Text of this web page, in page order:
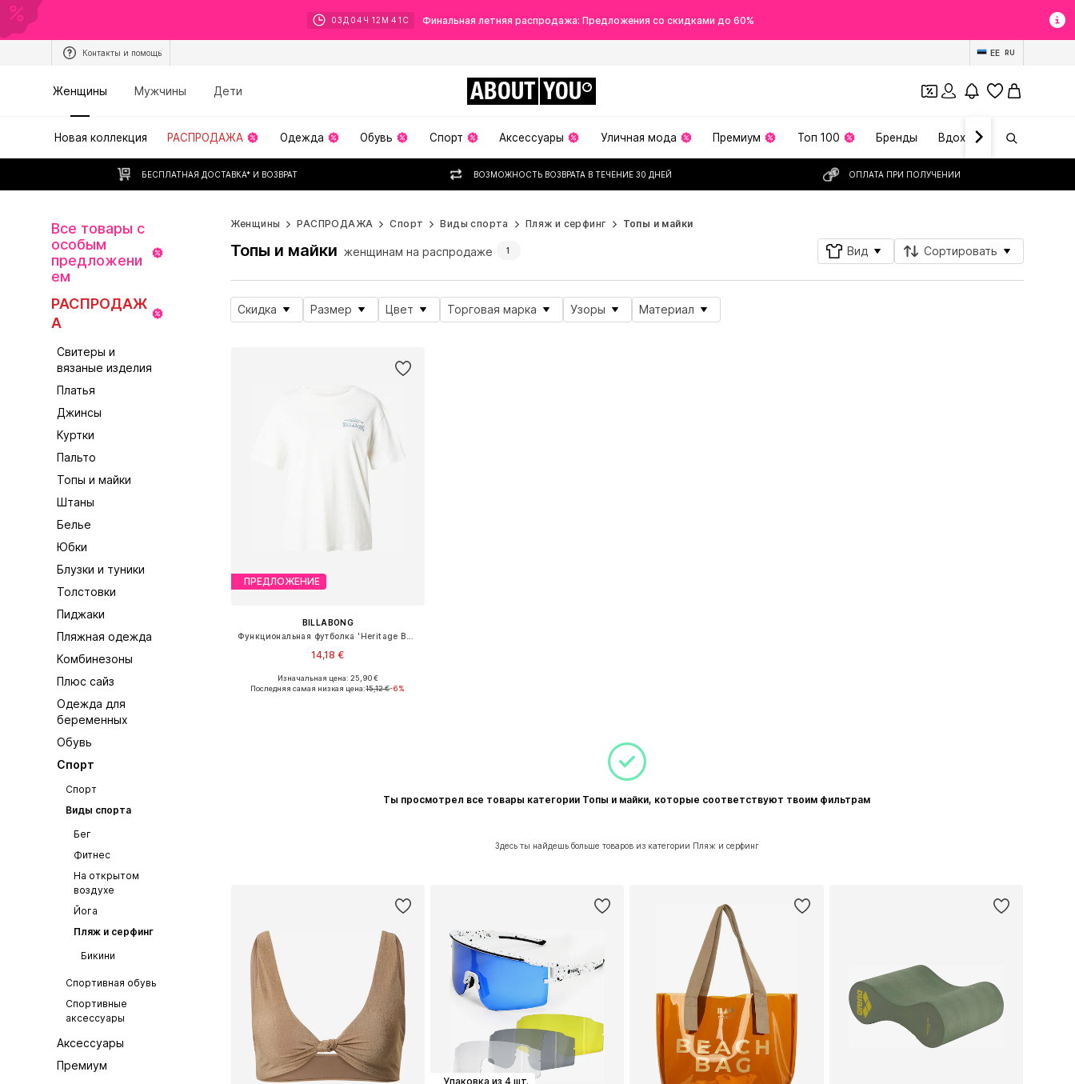
03 Д 04 Ч 12 М 39 С Финальная летняя распродажа: Предложения со скидками до 60%
Контакты и помощь EE RU
Женщины Мужчины Дети ABOUT YOU
Новая коллекция РАСПРОДАЖА Одежда Обувь Спорт Аксессуары Уличная мода Премиум Топ 100 Бренды Вдохновение
БЕСПЛАТНАЯ ДОСТАВКА* И ВОЗВРАТ ВОЗМОЖНОСТЬ ВОЗВРАТА В ТЕЧЕНИЕ 30 ДНЕЙ ОПЛАТА ПРИ ПОЛУЧЕНИИ
Все товары с
особым
предложени
ем
РАСПРОДАЖ
А
Свитеры и
вязаные изделия
Платья
Джинсы
Куртки
Пальто
Топы и майки
Штаны
Белье
Юбки
Блузки и туники
Толстовки
Пиджаки
Пляжная одежда
Комбинезоны
Плюс сайз
Одежда для
беременных
Обувь
Спорт
Спорт
Виды спорта
Бег
Фитнес
На открытом
воздухе
Йога
Пляж и серфинг
Бикини
Спортивная обувь
Спортивные
аксессуары
Аксессуары
Премиум
Женщины РАСПРОДАЖА Спорт Виды спорта Пляж и серфинг Топы и майки
Топы и майки женщинам на распродаже 1 Вид Сортировать
Скидка Размер Цвет Торговая марка Узоры Материал
ПРЕДЛОЖЕНИЕ
BILLABONG
14,18 €
Доступные размеры: S, L
Изначальная цена: 25,90 €
Последняя самая низкая цена:15,12 €-6%
Ты просмотрел все товары категории Топы и майки, которые соответствуют твоим фильтрам
Здесь ты найдешь больше товаров из категории Пляж и серфинг
Упаковка из 4 шт.